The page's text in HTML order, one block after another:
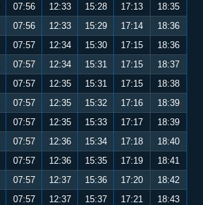
07:56 12:33 15:28 17:13
18:35
07:56 12:33 15:29 17:14
18:36
07:57 12:34 15:30 17:15
18:36
07:57 12:34 15:31 17:15
18:37
07:57 12:35 15:31 17:15
18:38
07:57 12:35 15:32 17:16
18:39
07:57 12:35 15:33 17:17
18:39
07:57 12:36 15:34 17:18
18:40
07:57 12:36 15:35 17:19
18:41
07:57 12:37 15:36 17:20
18:42
07:57 12:37 15:37 17:21
18:43